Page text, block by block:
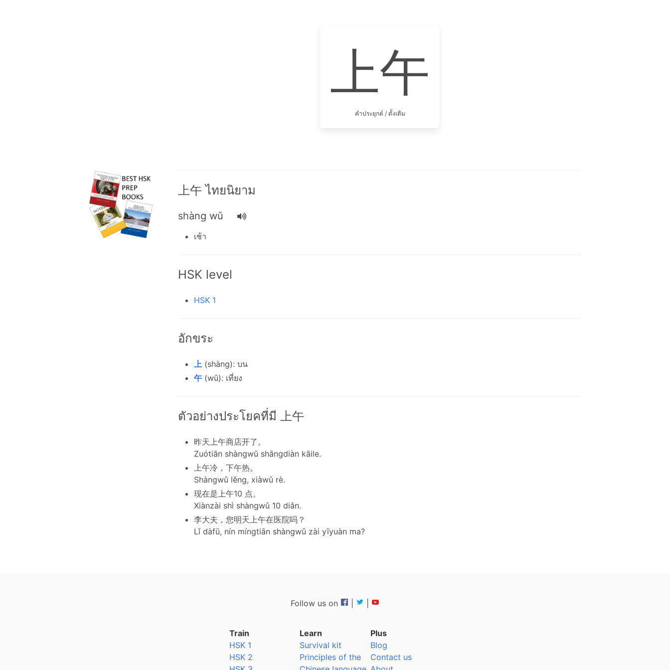
上午
คำประยุกต์ / ดั้งเดิม
上午 ไทยนิยาม
shàng wǔ
เช้า
HSK level
HSK 1
อักขระ
上 (shàng): บน
午 (wǔ): เที่ยง
ตัวอย่างประโยคที่มี 上午
昨天上午商店开了。
Zuótiān shàngwǔ shāngdiàn kāile.
上午冷，下午热。
Shàngwǔ lěng, xiàwǔ rè.
现在是上午10 点。
Xiànzài shì shàngwǔ 10 diǎn.
李大夫，您明天上午在医院吗？
Lǐ dàfū, nín míngtiān shàngwǔ zài yīyuàn ma?
Follow us on
Train
HSK 1
HSK 2
Learn
Survival kit
Principles of the
Plus
Blog
Contact us